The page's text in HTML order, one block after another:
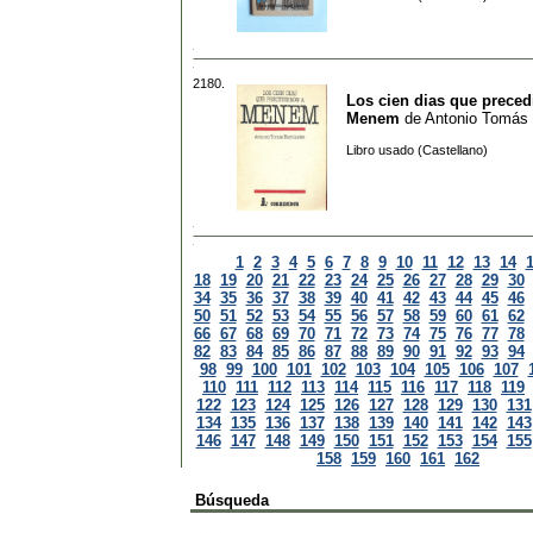
2180.
Los cien dias que
Menem de Antonio Tomás
Libro usado (Castellano)
1 2 3 4 5 6 7 8 9 10 11 12 13 14
18 19 20 21 22 23 24 25 26 27 28 29 30
34 35 36 37 38 39 40 41 42 43 44 45 46
50 51 52 53 54 55 56 57 58 59 60 61 62
66 67 68 69 70 71 72 73 74 75 76 77 78
82 83 84 85 86 87 88 89 90 91 92 93 94
98 99 100 101 102 103 104 105 106 107
110 111 112 113 114 115 116 117 118 119
122 123 124 125 126 127 128 129 130 131
134 135 136 137 138 139 140 141 142 143
146 147 148 149 150 151 152 153 154 155
158 159 160 161 162
Búsqueda